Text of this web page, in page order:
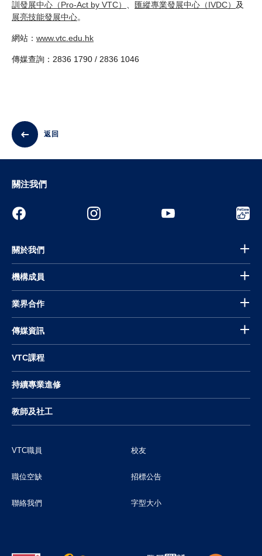
訓發展中心（Pro-Act by VTC）
匯縱專業發展中心（IVDC） 及
展亮技能發展中心。
網站： www.vtc.edu.hk
傳媒查詢：2836 1790 / 2836 1046
返回
關注我們
關於我們
機構成員
業界合作
傳媒資訊
VTC課程
持續專業進修
教師及社工
VTC職員 校友
職位空缺 招標公告
聯絡我們 字型大小